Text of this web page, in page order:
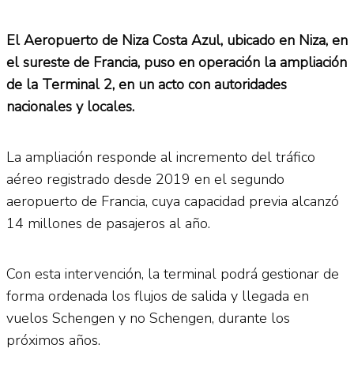
El Aeropuerto de Niza Costa Azul, ubicado en Niza, en
el sureste de Francia, puso en operación la ampliación
de la Terminal 2, en un acto con autoridades
nacionales y locales.
La ampliación responde al incremento del tráfico
aéreo registrado desde 2019 en el segundo
aeropuerto de Francia, cuya capacidad previa alcanzó
14 millones de pasajeros al año.
Con esta intervención, la terminal podrá gestionar de
forma ordenada los flujos de salida y llegada en
vuelos Schengen y no Schengen, durante los
próximos años.